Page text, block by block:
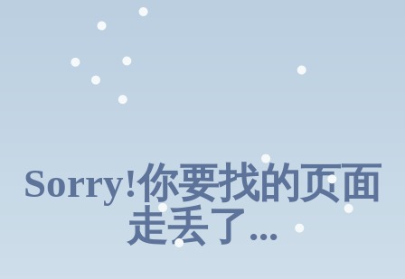
Sorry!你要找的页面
走丢了...